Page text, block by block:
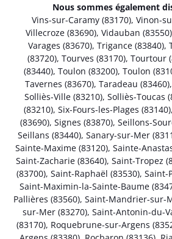
Nous sommes également
Vins-sur-Caramy (83170), Vinon-
Villecroze (83690), Vidauban (83550)
Varages (83670), Trigance (83840),
(83720), Tourves (83170), Tourtour
(83440), Toulon (83200), Toulon
Tavernes (83670), Taradeau (83460),
Solliès-Ville (83210), Solliès-Toucas
(83210), Six-Fours-les-Plages (83140),
(83690), Signes (83870), Seillons-
Seillans (83440), Sanary-sur-Mer
Sainte-Maxime (83120), Sainte-
Saint-Zacharie (83640), Saint-Tropez
(83700), Saint-Raphaël (83530), Saint-
Saint-Maximin-la-Sainte-Baume
Pallières (83560), Saint-Mandrier-sur-
sur-Mer (83270), Saint-Antonin-du-
(83170), Roquebrune-sur-Argens